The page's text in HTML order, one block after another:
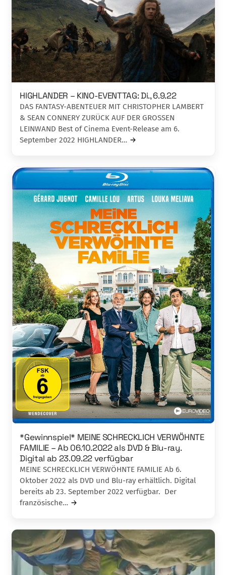
HIGHLANDER – KINO-EVENTTAG: Di., 6.9.22
DAS FANTASY-ABENTEUER MIT CHRISTOPHER LAMBERT
& SEAN CONNERY ZURÜCK AUF DER GROSSEN
LEINWAND Best of Cinema Event-Release am 6.
September 2022 HIGHLANDER…
*Gewinnspiel* MEINE SCHRECKLICH VERWÖHNTE
FAMILIE – Ab 06.10.2022 als DVD & Blu-ray.
Digital ab 23.09.22 verfügbar
MEINE SCHRECKLICH VERWÖHNTE FAMILIE Ab 6.
Oktober 2022 als DVD und Blu-ray erhältlich. Digital
bereits ab 23. September 2022 verfügbar. Der
französische…